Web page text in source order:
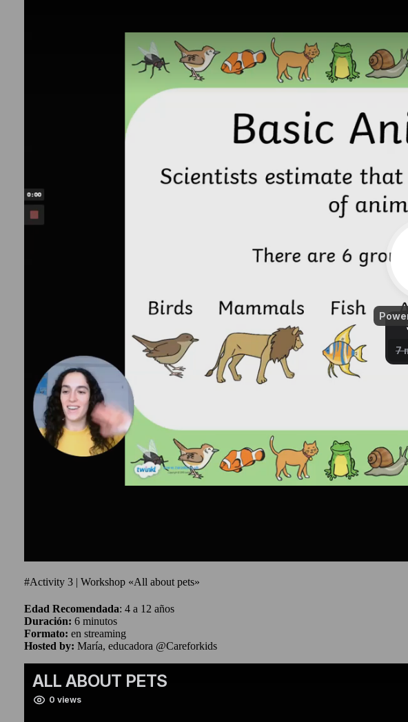
#Activity 3 | Workshop «All about pets»
Edad Recomendada: 4 a 12 años
Duración: 6 minutos
Formato: en streaming
Hosted by: María, educadora @Careforkids